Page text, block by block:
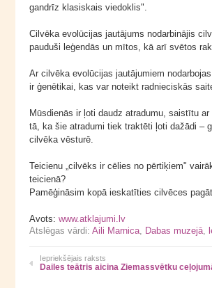
gandrīz klasiskais viedoklis".
Cilvēka evolūcijas jautājums nodarbinājis
pauduši leģendās un mītos, kā arī svētos
Ar cilvēka evolūcijas jautājumiem
ir ģenētikai, kas var noteikt radnieciskās
Mūsdienās ir ļoti daudz atradumu, saistītu
tā, ka šie atradumi tiek traktēti ļoti dažādi –
cilvēka vēsturē.
Teicienu „cilvēks ir cēlies no pērtiķiem"
teicienā?
Pamēģināsim kopā ieskatīties cilvēces
Avots: www.atklajumi.lv
Atslēgas vārdi: Aili Marnica, Dabas muzejā,
Iepriekšējais raksts
Dailes teātris aicina Ziemassvētku